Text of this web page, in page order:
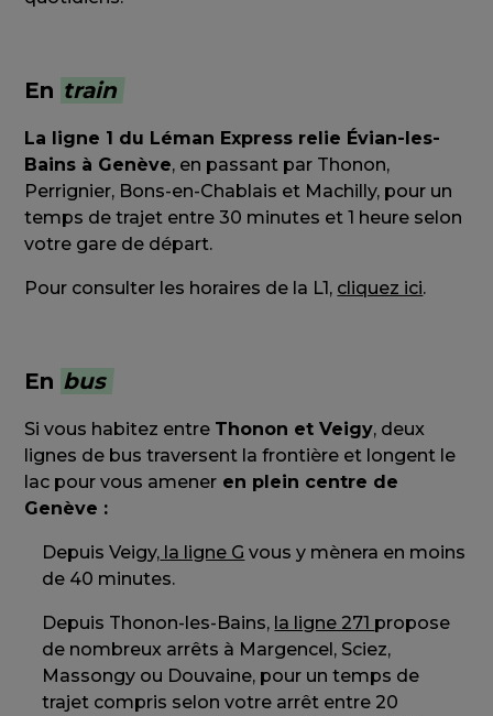
En train
La ligne 1 du Léman Express relie Évian-les-
Bains à Genève, en passant par Thonon,
Perrignier, Bons-en-Chablais et Machilly, pour un
temps de trajet entre 30 minutes et 1 heure selon
votre gare de départ.
Pour consulter les horaires de la L1, cliquez ici.
En bus
Si vous habitez entre Thonon et Veigy, deux
lignes de bus traversent la frontière et longent le
lac pour vous amener en plein centre de
Genève :
Depuis Veigy, la ligne G vous y mènera en moins
de 40 minutes.
Depuis Thonon-les-Bains, la ligne 271 propose
de nombreux arrêts à Margencel, Sciez,
Massongy ou Douvaine, pour un temps de
trajet compris selon votre arrêt entre 20